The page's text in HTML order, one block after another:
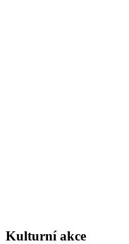
Kulturní akce